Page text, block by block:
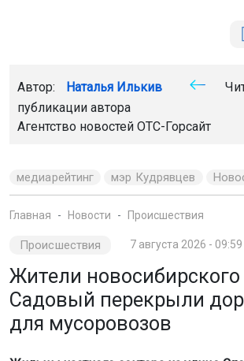
Автор: Наталья Илькив
публикации автора
Агентство новостей ОТС-Горсайт
медиарейтинг мэр Кудрявцев
Главная Новости Происшествия
Происшествия 7 августа 2026 - 09:59
Жители новосибирского
Садовый перекрыли
для мусоровозов